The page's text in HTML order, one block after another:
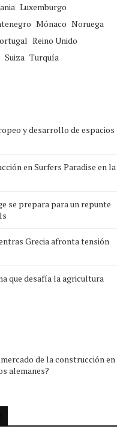
Luxemburgo
Mónaco Noruega
Reino Unido
Suiza Turquía
y desarrollo de espacios
en Surfers Paradise en la
se prepara para un repunte
Grecia afronta tensión
que desafía la agricultura
de la construcción en
alemanes?